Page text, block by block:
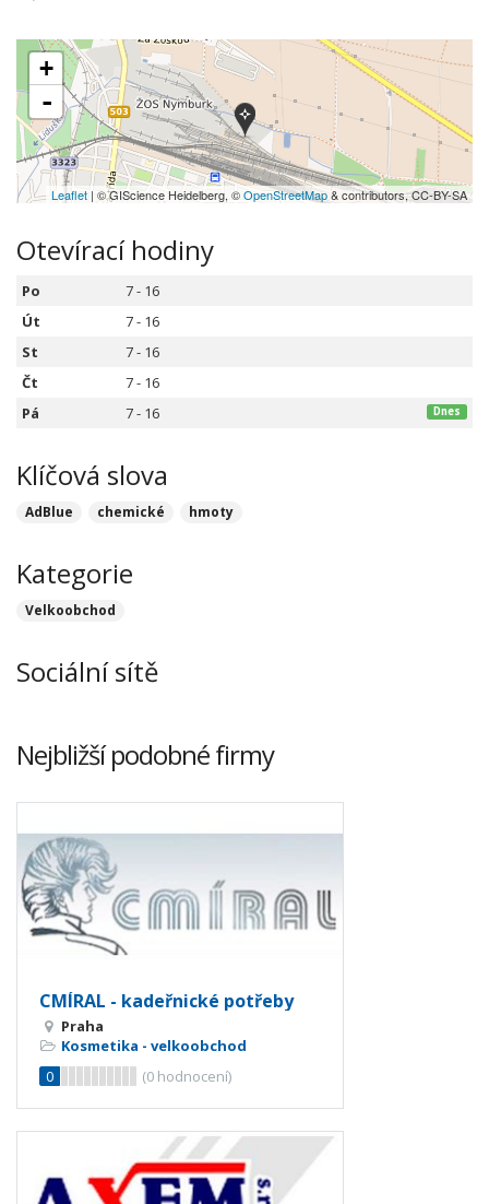
+
-
Leaflet | © GIScience Heidelberg, ©OpenStreetMap& contributors, CC-BY-SA
Otevírací hodiny
Po
7 - 16
Út
7 - 16
St
7 - 16
Čt
7 - 16
Pá
7 - 16 Dnes
Klíčová slova
AdBlue chemické hmoty
Kategorie
Velkoobchod
Sociální sítě
Nejbližší podobné firmy
CMÍRAL - kadeřnické potřeby
Praha
Kosmetika - velkoobchod
0
(0 hodnocení)